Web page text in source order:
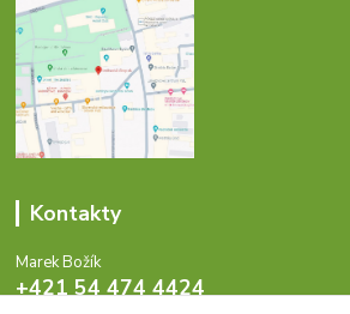
Kontakty
Marek Božík
+421 54 474 4424